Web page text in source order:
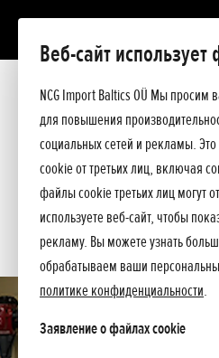
Веб-сайт
NCG Import Baltics OÜ Мы просим
для повышения
социальных сетей и рекламы.
cookie от третьих лиц, включая
файлы cookie третьих лиц могут
используете веб-сайт, чтобы
рекламу. Вы можете узнать
обрабатываем ваши
политике конфиденциальности.
Заявление о файлах cookie
Презентация
Прейскурант
Спросите подробнееПРЕДЛОЖЕНИЕ
СЕРВИС
КОНТАКТЫ